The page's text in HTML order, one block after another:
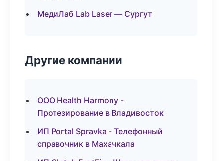
МедиЛаб Lab Laser — Сургут
Другие компании
ООО Health Harmony -
Протезирование в Владивосток
ИП Portal Spravka - Телефонный
справочник в Махачкала